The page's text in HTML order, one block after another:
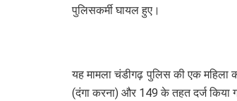
पुलिसकर्मी घायल हुए।
यह मामला चंडीगढ़ पुलिस की एक महिला
(दंगा करना) और 149 के तहत दर्ज किया